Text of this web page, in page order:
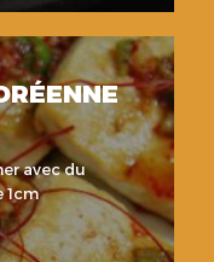
avec du
1cm